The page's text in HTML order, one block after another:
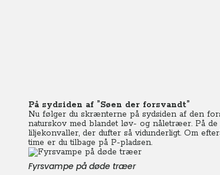
På sydsiden af ”Søen der forsvandt”
Nu følger du skrænterne på sydsiden af den
naturskov med blandet løv- og nåletræer. På
liljekonvaller, der dufter så vidunderligt. Om
time er du tilbage på P-pladsen.
Fyrsvampe på døde træer